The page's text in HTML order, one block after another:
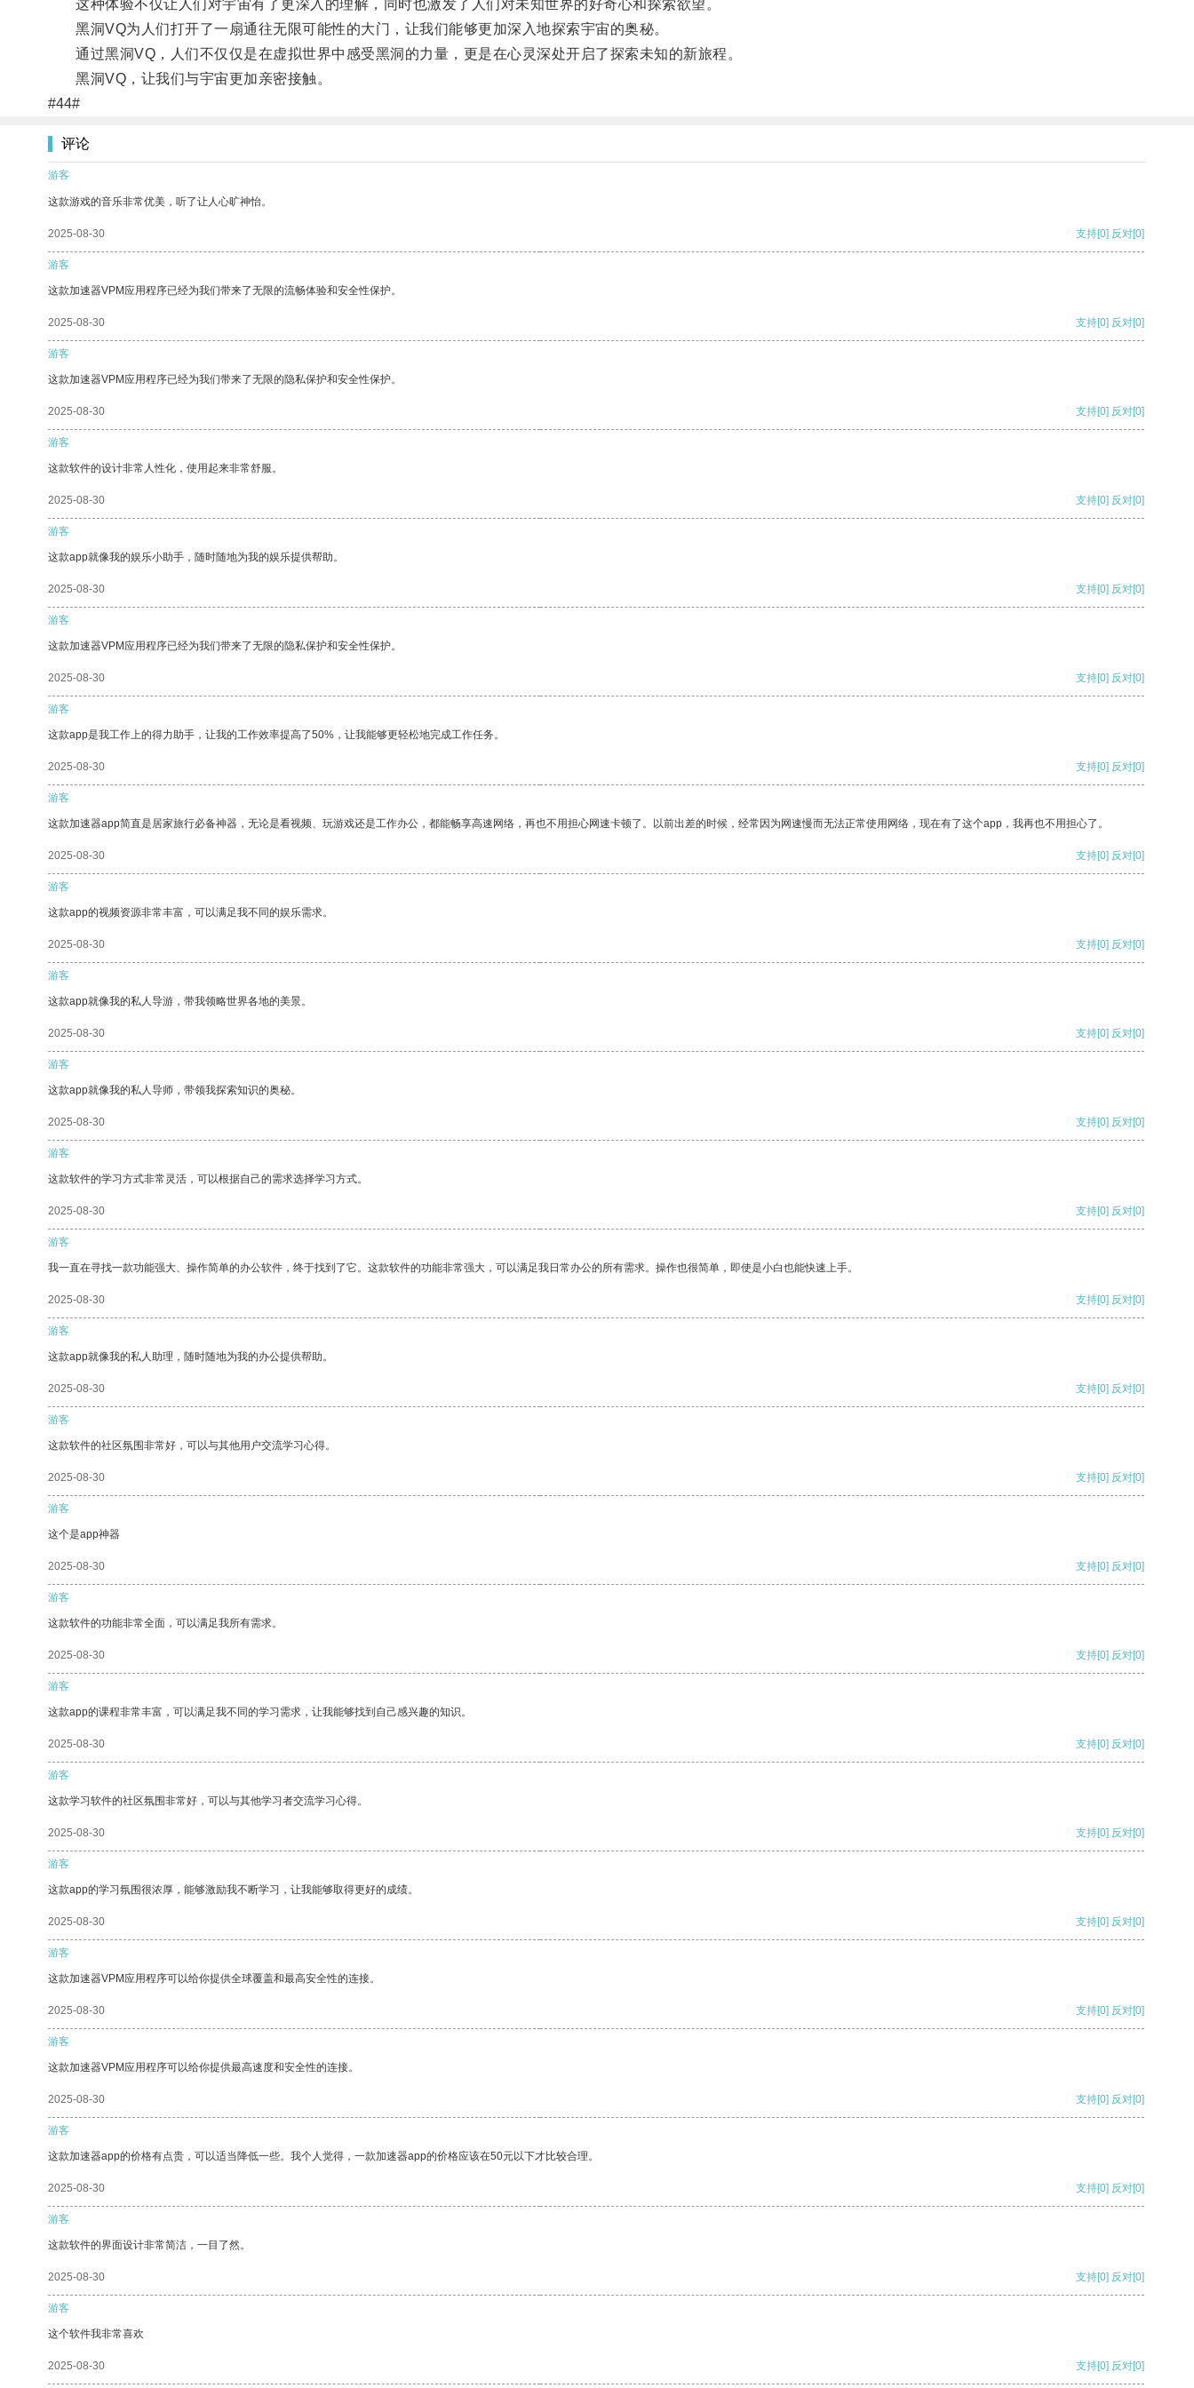
这种体验不仅让人们对宇宙有了更深入的理解，同时也激发了人们对未知世界的好奇心和探索欲望。
黑洞VQ为人们打开了一扇通往无限可能性的大门，让我们能够更加深入地探索宇宙的奥秘。
通过黑洞VQ，人们不仅仅是在虚拟世界中感受黑洞的力量，更是在心灵深处开启了探索未知的新旅程。
黑洞VQ，让我们与宇宙更加亲密接触。
#44#
评论
游客
这款游戏的音乐非常优美，听了让人心旷神怡。
2025-08-30 支持[0] 反对[0]
游客
这款加速器VPM应用程序已经为我们带来了无限的流畅体验和安全性保护。
2025-08-30 支持[0] 反对[0]
游客
这款加速器VPM应用程序已经为我们带来了无限的隐私保护和安全性保护。
2025-08-30 支持[0] 反对[0]
游客
这款软件的设计非常人性化，使用起来非常舒服。
2025-08-30 支持[0] 反对[0]
游客
这款app就像我的娱乐小助手，随时随地为我的娱乐提供帮助。
2025-08-30 支持[0] 反对[0]
游客
这款加速器VPM应用程序已经为我们带来了无限的隐私保护和安全性保护。
2025-08-30 支持[0] 反对[0]
游客
这款app是我工作上的得力助手，让我的工作效率提高了50%，让我能够更轻松地完成工作任务。
2025-08-30 支持[0] 反对[0]
游客
这款加速器app简直是居家旅行必备神器，无论是看视频、玩游戏还是工作办公，都能畅享高速网络，再也不用担心网速卡顿了。以前出差的时候，经常因为网速慢而无法正常使用网络，现在有了这个app，我再也不用担心了。
2025-08-30 支持[0] 反对[0]
游客
这款app的视频资源非常丰富，可以满足我不同的娱乐需求。
2025-08-30 支持[0] 反对[0]
游客
这款app就像我的私人导游，带我领略世界各地的美景。
2025-08-30 支持[0] 反对[0]
游客
这款app就像我的私人导师，带领我探索知识的奥秘。
2025-08-30 支持[0] 反对[0]
游客
这款软件的学习方式非常灵活，可以根据自己的需求选择学习方式。
2025-08-30 支持[0] 反对[0]
游客
我一直在寻找一款功能强大、操作简单的办公软件，终于找到了它。这款软件的功能非常强大，可以满足我日常办公的所有需求。操作也很简单，即使是小白也能快速上手。
2025-08-30 支持[0] 反对[0]
游客
这款app就像我的私人助理，随时随地为我的办公提供帮助。
2025-08-30 支持[0] 反对[0]
游客
这款软件的社区氛围非常好，可以与其他用户交流学习心得。
2025-08-30 支持[0] 反对[0]
游客
这个是app神器
2025-08-30 支持[0] 反对[0]
游客
这款软件的功能非常全面，可以满足我所有需求。
2025-08-30 支持[0] 反对[0]
游客
这款app的课程非常丰富，可以满足我不同的学习需求，让我能够找到自己感兴趣的知识。
2025-08-30 支持[0] 反对[0]
游客
这款学习软件的社区氛围非常好，可以与其他学习者交流学习心得。
2025-08-30 支持[0] 反对[0]
游客
这款app的学习氛围很浓厚，能够激励我不断学习，让我能够取得更好的成绩。
2025-08-30 支持[0] 反对[0]
游客
这款加速器VPM应用程序可以给你提供全球覆盖和最高安全性的连接。
2025-08-30 支持[0] 反对[0]
游客
这款加速器VPM应用程序可以给你提供最高速度和安全性的连接。
2025-08-30 支持[0] 反对[0]
游客
这款加速器app的价格有点贵，可以适当降低一些。我个人觉得，一款加速器app的价格应该在50元以下才比较合理。
2025-08-30 支持[0] 反对[0]
游客
这款软件的界面设计非常简洁，一目了然。
2025-08-30 支持[0] 反对[0]
游客
这个软件我非常喜欢
2025-08-30 支持[0] 反对[0]